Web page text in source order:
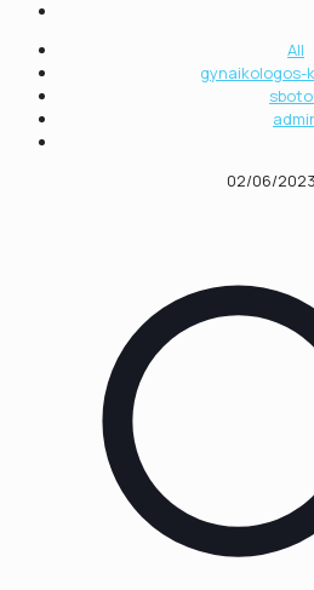
All
gynaikologos-
02/06/2023